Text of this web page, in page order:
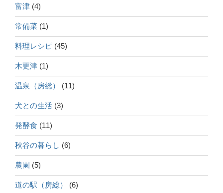
富津 (4)
常備菜 (1)
料理レシピ (45)
木更津 (1)
温泉（房総） (11)
犬との生活 (3)
発酵食 (11)
秋谷の暮らし (6)
農園 (5)
道の駅（房総） (6)